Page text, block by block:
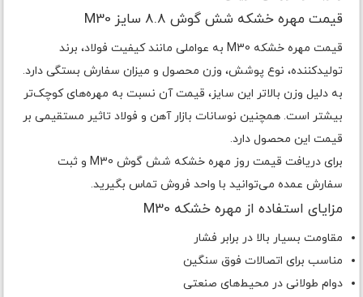
قیمت مهره خشکه شش گوش 8.8 سایز M30
قیمت مهره خشکه M30 به عواملی مانند کیفیت فولاد، برند
تولیدکننده، نوع پوشش، وزن محصول و میزان سفارش بستگی دارد.
به دلیل وزن بالاتر این سایز، قیمت آن نسبت به مهره‌های کوچک‌تر
بیشتر است. همچنین نوسانات بازار آهن و فولاد تاثیر مستقیمی بر
قیمت این محصول دارد.
برای دریافت قیمت روز مهره خشکه شش گوش M30 و ثبت
سفارش عمده می‌توانید با واحد فروش تماس بگیرید.
مزایای استفاده از مهره خشکه M30
مقاومت بسیار بالا در برابر فشار
مناسب برای اتصالات فوق سنگین
دوام طولانی در محیط‌های صنعتی